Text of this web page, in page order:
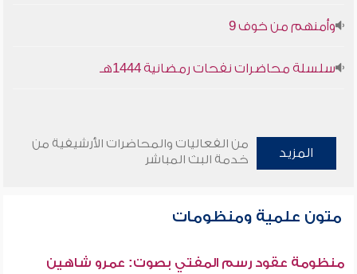
وأمنهم من خوف 9
سلسلة محاضرات نفحات رمضانية 1444هـ
المزيد
من الفعاليات والمحاضرات الأرشيفية من
خدمة البث المباشر
متون علمية ومنظومات
منظومة عقود رسم المفتي بصوت: عمرو شاهين